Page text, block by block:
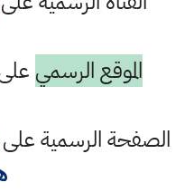
الموقع الرسمي
الصفحة الرسمية على